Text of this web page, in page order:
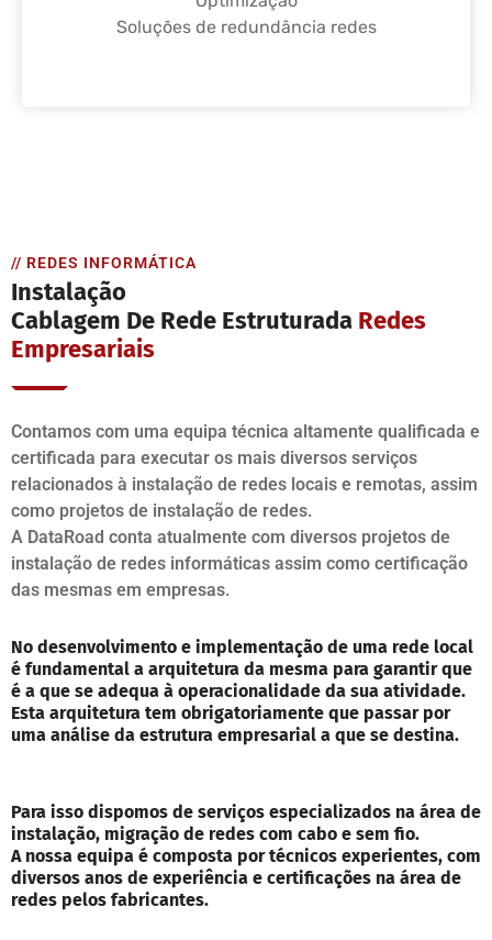
Soluções de redundância redes
// REDES INFORMÁTICA
Instalação
Cablagem De Rede Estruturada Redes
Empresariais
Contamos com uma equipa técnica altamente qualificada e
certificada para executar os mais diversos serviços
relacionados à instalação de redes locais e remotas, assim
como projetos de instalação de redes.
A DataRoad conta atualmente com diversos projetos de
instalação de redes informáticas assim como certificação
das mesmas em empresas.
No desenvolvimento e implementação de uma rede local
é fundamental a arquitetura da mesma para garantir que
é a que se adequa à operacionalidade da sua atividade.
Esta arquitetura tem obrigatoriamente que passar por
uma análise da estrutura empresarial a que se destina.
Para isso dispomos de serviços especializados na área de
instalação, migração de redes com cabo e sem fio.
A nossa equipa é composta por técnicos experientes, com
diversos anos de experiência e certificações na área de
redes pelos fabricantes.